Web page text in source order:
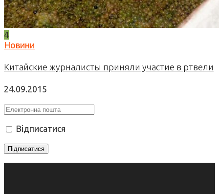
4
Новини
Китайские журналисты приняли участие в ртвели
24.09.2015
Відписатися